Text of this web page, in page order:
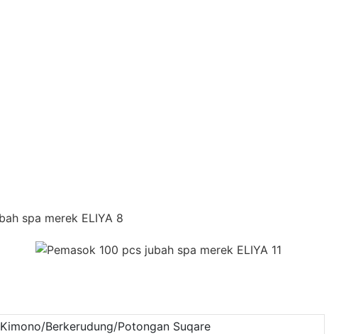
Berkerudung/Potongan Suqare